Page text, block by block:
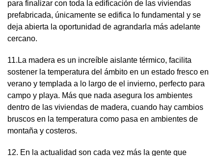
para finalizar con toda la edificación de las viviendas
prefabricada, únicamente se edifica lo fundamental y se
deja abierta la oportunidad de agrandarla más adelante
cercano.
11.La madera es un increíble aislante térmico, facilita
sostener la temperatura del ámbito en un estado fresco en
verano y templada a lo largo de el invierno, perfecto para
campo y playa. Más que nada asegura los ambientes
dentro de las viviendas de madera, cuando hay cambios
bruscos en la temperatura como pasa en ambientes de
montaña y costeros.
12. En la actualidad son cada vez más la gente que